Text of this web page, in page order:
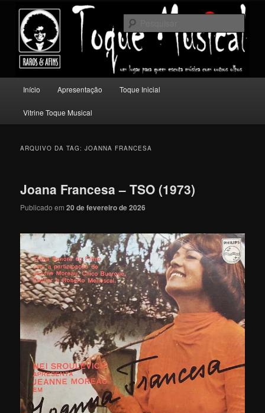
conteúdo
principal
conteúdo
secundário
Toque Musical
Um lugar para quem escuta música com outros olhos.
principal
Início Apresentação Toque Inicial
Vitrine Toque Musical
ARQUIVO DA TAG:JOANNA FRANCESA
Joana Francesa – TSO (1973)
Publicado em20 de fevereiro de 2026